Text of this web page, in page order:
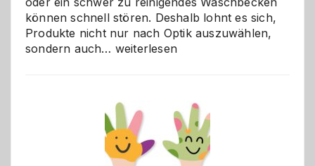
können schnell stören. Deshalb lohnt es sich,
Produkte nicht nur nach Optik auszuwählen,
sondern auch… Bad
besser
verstehen
weiterlesen